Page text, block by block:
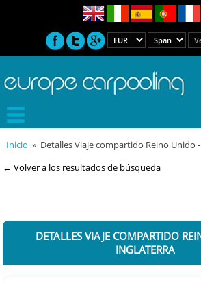
Inicio » Detalles Viaje compartido Reino Unido
← Volver a los resultados de búsqueda
DETALLES VIAJE COMPARTIDO
INGLATERRA